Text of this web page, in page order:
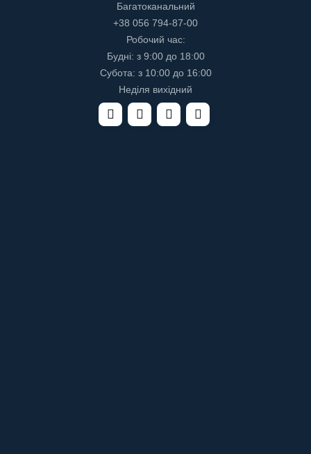
Багатоканальний
+38 056 794-87-00
Робочий час:
Будні: з 9:00 до 18:00
Субота: з 10:00 до 16:00
Неділя вихідний